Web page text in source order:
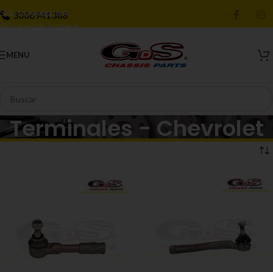
Skip to navigation
Skip to main content
3006941388
MENU
Terminales - Chevrolet